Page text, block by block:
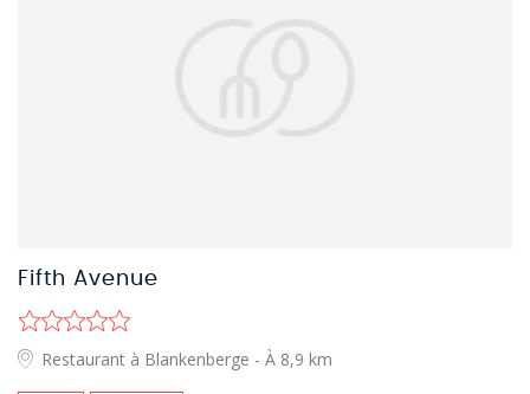
Fifth Avenue
Restaurant à Blankenberge - À 8,9 km